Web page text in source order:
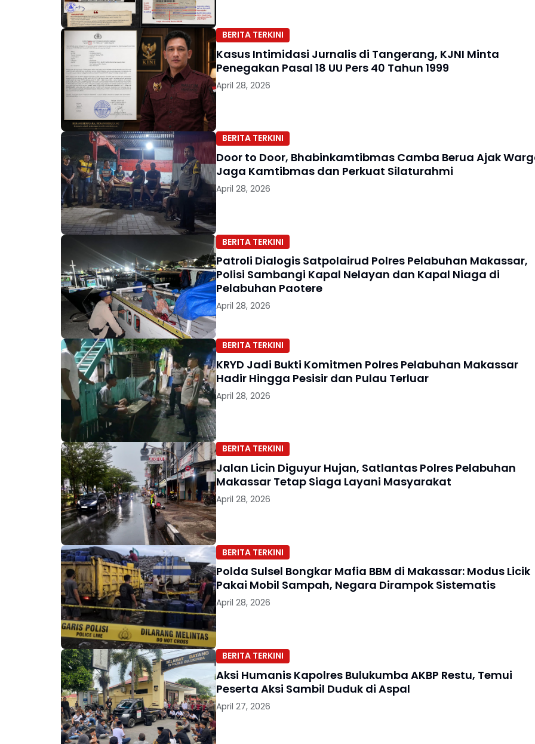
BERITA TERKINI
Kasus Intimidasi Jurnalis di Tangerang, KJNI Minta
Penegakan Pasal 18 UU Pers 40 Tahun 1999
April 28, 2026
BERITA TERKINI
Door to Door, Bhabinkamtibmas Camba Berua Ajak
Jaga Kamtibmas dan Perkuat Silaturahmi
April 28, 2026
BERITA TERKINI
Patroli Dialogis Satpolairud Polres Pelabuhan Makassar,
Polisi Sambangi Kapal Nelayan dan Kapal Niaga di
Pelabuhan Paotere
April 28, 2026
BERITA TERKINI
KRYD Jadi Bukti Komitmen Polres Pelabuhan Makassar
Hadir Hingga Pesisir dan Pulau Terluar
April 28, 2026
BERITA TERKINI
Jalan Licin Diguyur Hujan, Satlantas Polres Pelabuhan
Makassar Tetap Siaga Layani Masyarakat
April 28, 2026
BERITA TERKINI
Polda Sulsel Bongkar Mafia BBM di Makassar: Modus Licik
Pakai Mobil Sampah, Negara Dirampok Sistematis
April 28, 2026
BERITA TERKINI
Aksi Humanis Kapolres Bulukumba AKBP Restu, Temui
Peserta Aksi Sambil Duduk di Aspal
April 27, 2026